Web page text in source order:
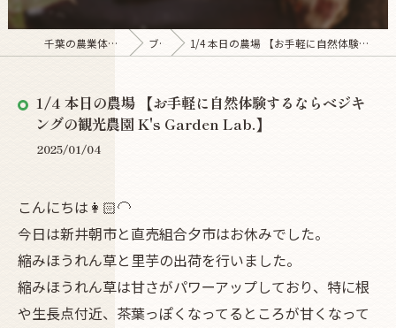
千葉の農業体験ならK's Garden Lab ブログ 1/4 本日の農場 【お手軽に自然体験するならベジキングの観光農園 K's Garden Lab.】
1/4 本日の農場 【お手軽に自然体験するならベジキ
ングの観光農園 K's Garden Lab.】
2025/01/04
こんにちは👩🏻‍🦲
今日は新井朝市と直売組合夕市はお休みでした。
縮みほうれん草と里芋の出荷を行いました。
縮みほうれん草は甘さがパワーアップしており、特に根
や生長点付近、茶葉っぽくなってるところが甘くなって